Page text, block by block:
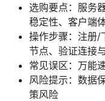
选购要点：服务
稳定性、客户端
操作步骤：注册/
节点、验证连接
常见误区：万能
风险提示：数据
策风险